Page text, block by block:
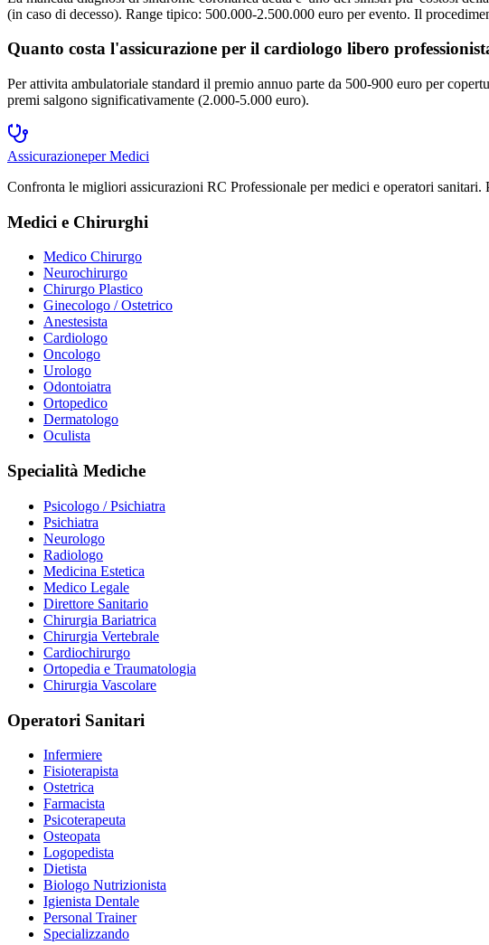
(in caso di decesso). Range tipico: 500.000-2.500.000 euro per evento. Il
Quanto costa l'assicurazione per il cardiologo libero
Per attivita ambulatoriale standard il premio annuo parte da 500-900 euro per
premi salgono significativamente (2.000-5.000 euro).
Assicurazioneper Medici
Confronta le migliori assicurazioni RC Professionale per medici e operatori
Medici e Chirurghi
Medico Chirurgo
Neurochirurgo
Chirurgo Plastico
Ginecologo / Ostetrico
Anestesista
Cardiologo
Oncologo
Urologo
Odontoiatra
Ortopedico
Dermatologo
Oculista
Specialità Mediche
Psicologo / Psichiatra
Psichiatra
Neurologo
Radiologo
Medicina Estetica
Medico Legale
Direttore Sanitario
Chirurgia Bariatrica
Chirurgia Vertebrale
Cardiochirurgo
Ortopedia e Traumatologia
Chirurgia Vascolare
Operatori Sanitari
Infermiere
Fisioterapista
Ostetrica
Farmacista
Psicoterapeuta
Osteopata
Logopedista
Dietista
Biologo Nutrizionista
Igienista Dentale
Personal Trainer
Specializzando